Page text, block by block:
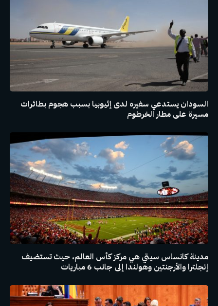
السودان يستدعي سفيره لدى إثيوبيا بسبب هجوم بطائرات
مسيرة على مطار الخرطوم
مدينة كانساس سيتي هي مركز كأس العالم، حيث تستضيف
إنجلترا والأرجنتين وهولندا إلى جانب 6 مباريات